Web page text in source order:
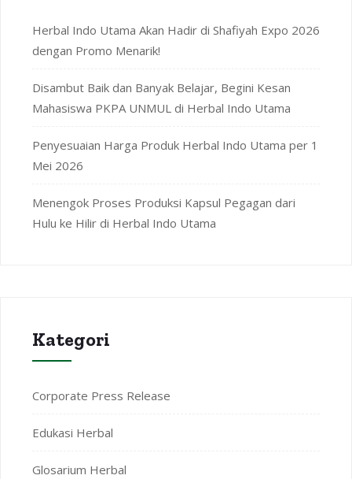
Herbal Indo Utama Akan Hadir di Shafiyah Expo 2026
dengan Promo Menarik!
Disambut Baik dan Banyak Belajar, Begini Kesan
Mahasiswa PKPA UNMUL di Herbal Indo Utama
Penyesuaian Harga Produk Herbal Indo Utama per 1
Mei 2026
Menengok Proses Produksi Kapsul Pegagan dari
Hulu ke Hilir di Herbal Indo Utama
Kategori
Corporate Press Release
Edukasi Herbal
Glosarium Herbal